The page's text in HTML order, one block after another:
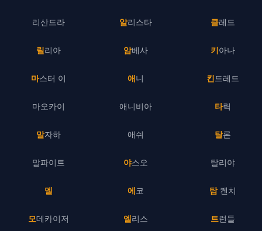
리산드라
릴리아
마스터 이
마오카이
말자하
말파이트
멜
모데카이저
알리스타
암베사
애니
애니비아
애쉬
야스오
에코
엘리스
클레드
키아나
킨드레드
타릭
탈론
탈리야
탐 켄치
트런들